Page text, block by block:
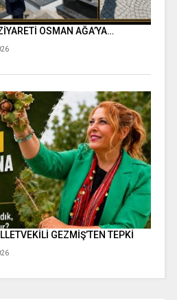
OSMAN AĞA’YA…
GEZMİŞ’TEN TEPKİ